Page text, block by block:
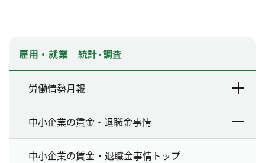
雇用・就業 統計･調査
労働情勢月報
中小企業の賃金・退職金事情
中小企業の賃金・退職金事情トップ